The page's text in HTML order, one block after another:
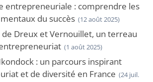
entrepreneuriale : comprendre les
du succès (12 août 2025)
Dreux et Vernouillet, un terreau
(1 août 2025)
: un parcours inspirant
et de diversité en France (24 juil.